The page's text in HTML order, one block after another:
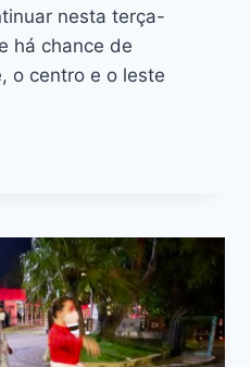
nesta terça-
há chance de
o centro e o leste